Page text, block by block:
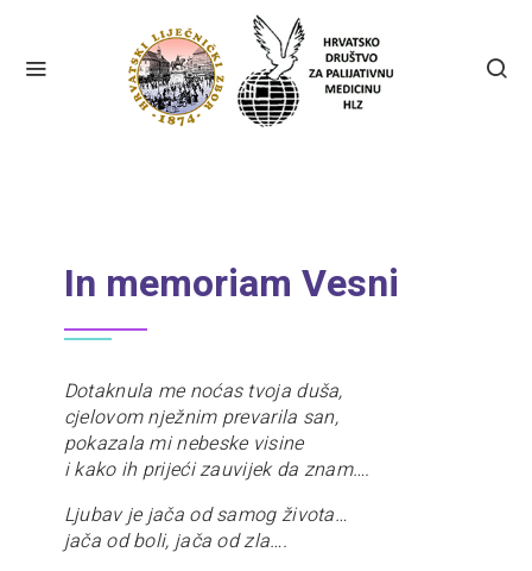
In memoriam Vesni
Dotaknula me noćas tvoja duša,
cjelovom nježnim prevarila san,
pokazala mi nebeske visine
i kako ih prijeći zauvijek da znam….
Ljubav je jača od samog života…
jača od boli, jača od zla….